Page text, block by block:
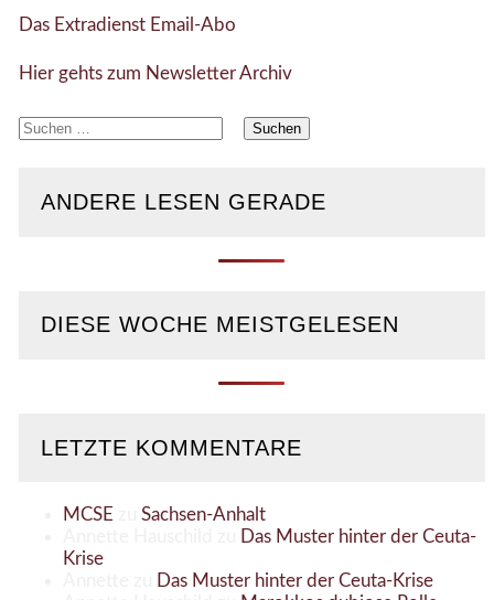
Das Extradienst Email-Abo
Hier gehts zum Newsletter Archiv
Suchen
ANDERE LESEN GERADE
DIESE WOCHE MEISTGELESEN
LETZTE KOMMENTARE
MCSE
Sachsen-Anhalt
Das Muster hinter der Ceuta-
Krise
Das Muster hinter der Ceuta-Krise